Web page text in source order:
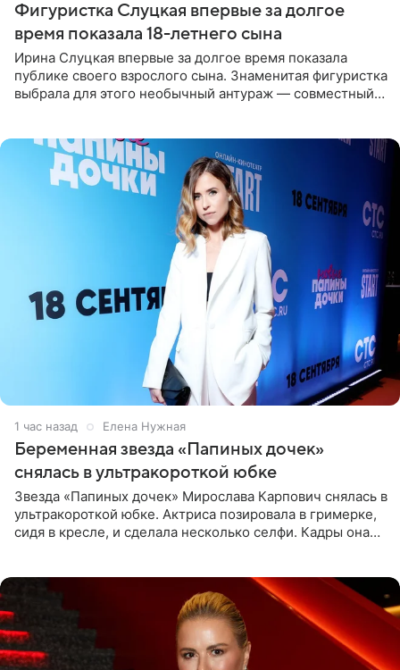
Фигуристка Слуцкая впервые за долгое
время показала 18-летнего сына
Ирина Слуцкая впервые за долгое время показала
публике своего взрослого сына. Знаменитая фигуристка
выбрала для этого необычный антураж — совместный
1 час назад Елена Нужная
Беременная звезда «Папиных дочек»
снялась в ультракороткой юбке
Звезда «Папиных дочек» Мирослава Карпович снялась в
ультракороткой юбке. Актриса позировала в гримерке,
сидя в кресле, и сделала несколько селфи. Кадры она